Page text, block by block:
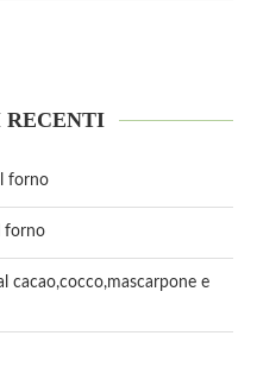
RECENTI
forno
forno
cacao,cocco,mascarpone e